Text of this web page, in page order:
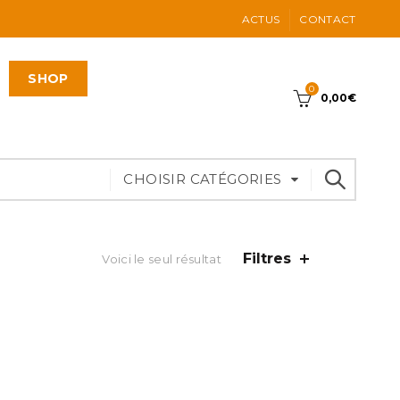
ACTUS CONTACT
SHOP
0
0,00€
CHOISIR CATÉGORIES
Voici le seul résultat Filtres